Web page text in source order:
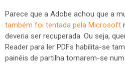
Parece que a Adobe achou que a
também foi tentada pela Microsoft
deveria ser recuperada. Ou seja,
Reader para ler PDFs habilita-se
painéis de partilha tornarem-se